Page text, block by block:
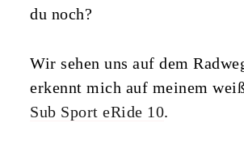
du noch?
Wir sehen uns auf dem
erkennt mich auf meinem
Sub Sport eRide 10.